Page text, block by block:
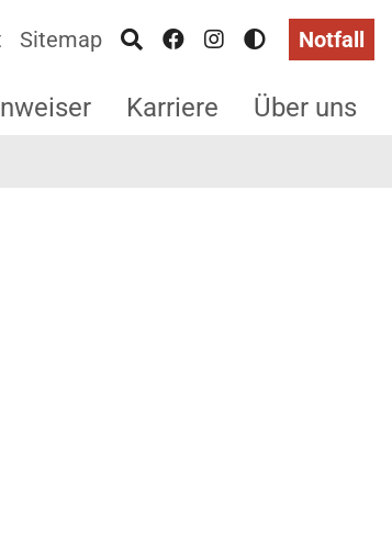
Sitemap Notfall
Karriere Über uns